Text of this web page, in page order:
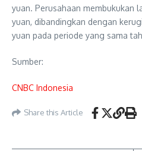
yuan. Perusahaan membukukan
yuan, dibandingkan dengan
yuan pada periode yang sama
Sumber:
CNBC Indonesia
Share this Article